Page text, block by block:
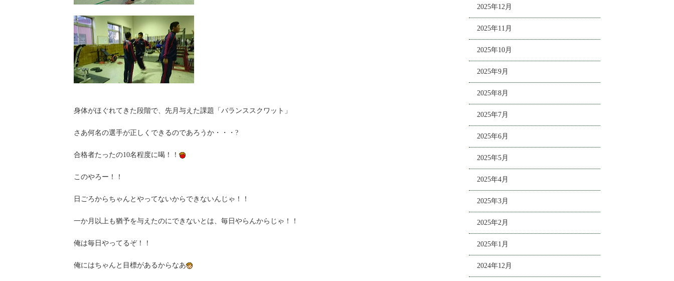
身体がほぐれてきた段階で、先月与えた課題「バランススクワット」
さあ何名の選手が正しくできるのであろうか・・・?
合格者たったの10名程度に喝！！
このやろー！！
日ごろからちゃんとやってないからできないんじゃ！！
一か月以上も猶予を与えたのにできないとは、毎日やらんからじゃ！！
俺は毎日やってるぞ！！
俺にはちゃんと目標があるからなあ
2025年12月
2025年11月
2025年10月
2025年9月
2025年8月
2025年7月
2025年6月
2025年5月
2025年4月
2025年3月
2025年2月
2025年1月
2024年12月